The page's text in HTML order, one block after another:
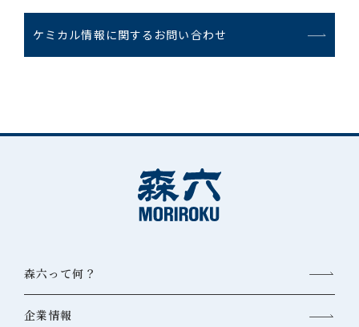
ケミカル情報に関するお問い合わせ
森六って何？
企業情報